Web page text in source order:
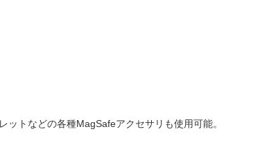
トなどの各種MagSafeアクセサリも使用可能。